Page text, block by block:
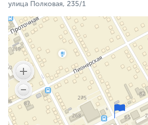
улица Полковая, 235/1